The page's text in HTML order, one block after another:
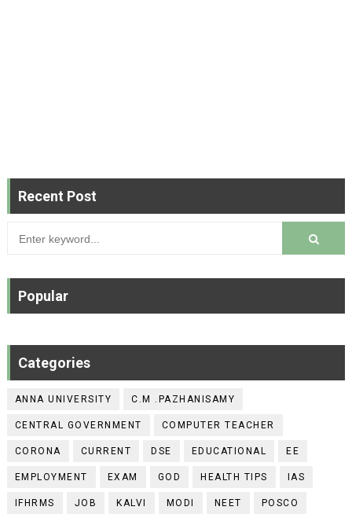
Recent Post
Popular
Categories
ANNA UNIVERSITY C.M .PAZHANISAMY
CENTRAL GOVERNMENT COMPUTER TEACHER
CORONA CURRENT DSE EDUCATIONAL EE
EMPLOYMENT EXAM GOD HEALTH TIPS IAS
IFHRMS JOB KALVI MODI NEET POSCO